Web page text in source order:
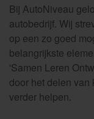
Bij AutoNiveau
autobedrijf. Wij
op een zo goed
belangrijkste
'Samen Leren
door het delen van
verder helpen.